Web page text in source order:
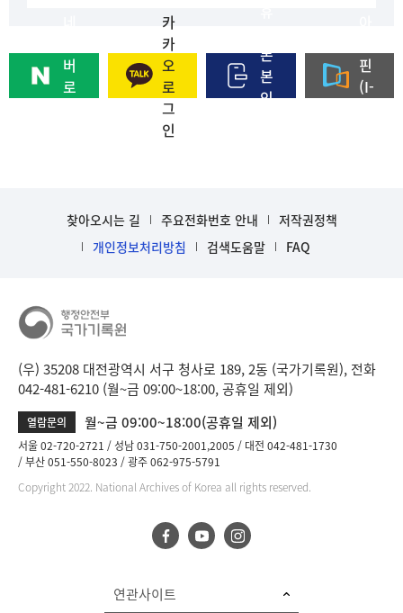
버
로
카
카
오
로
그
인
폰
본
인
핀
(I-
찾아오시는 길 주요전화번호 안내
저작권정책
개인정보처리방침
검색도움말 FAQ
(우) 35208 대전광역시 서구 청사로 189, 2동 (국가기록원), 전화
042-481-6210 (월~금 09:00~18:00, 공휴일 제외)
열람문의 월~금 09:00~18:00(공휴일 제외)
서울 02-720-2721 성남 031-750-2001,2005
대전 042-481-1730
부산 051-550-8023
광주 062-975-5791
Copyright 2022. National Archives of Korea all rights reserved.
연관사이트